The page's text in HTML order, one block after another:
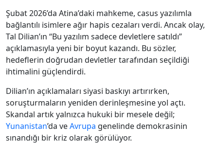
Şubat 2026’da Atina’daki mahkeme, casus yazılımla
bağlantılı isimlere ağır hapis cezaları verdi. Ancak olay,
Tal Dilian’ın “Bu yazılım sadece devletlere satıldı”
açıklamasıyla yeni bir boyut kazandı. Bu sözler,
hedeflerin doğrudan devletler tarafından seçildiği
ihtimalini güçlendirdi.
Dilian’ın açıklamaları siyasi baskıyı artırırken,
soruşturmaların yeniden derinleşmesine yol açtı.
Skandal artık yalnızca hukuki bir mesele değil;
Yunanistan’da veAvrupa genelinde demokrasinin
sınandığı bir kriz olarak görülüyor.